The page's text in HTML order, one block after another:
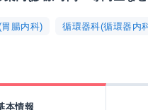
腸内科) 循環器科(循環器内
本情報